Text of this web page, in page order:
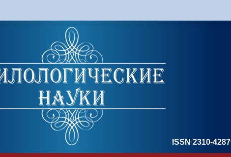
ISSN 2310-4287